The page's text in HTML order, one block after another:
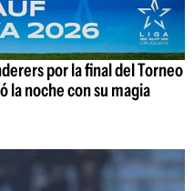
por la final del Torneo
la noche con su magia